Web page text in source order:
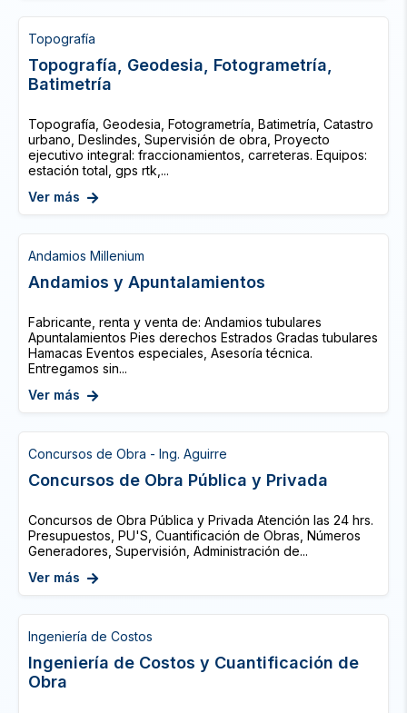
Topografía
Topografía, Geodesia, Fotogrametría,
Batimetría
Topografía, Geodesia, Fotogrametría, Batimetría, Catastro
urbano, Deslindes, Supervisión de obra, Proyecto
ejecutivo integral: fraccionamientos, carreteras. Equipos:
estación total, gps rtk,...
Ver más
Andamios Millenium
Andamios y Apuntalamientos
Fabricante, renta y venta de: Andamios tubulares
Apuntalamientos Pies derechos Estrados Gradas tubulares
Hamacas Eventos especiales, Asesoría técnica.
Entregamos sin...
Ver más
Concursos de Obra - Ing. Aguirre
Concursos de Obra Pública y Privada
Concursos de Obra Pública y Privada Atención las 24 hrs.
Presupuestos, PU'S, Cuantificación de Obras, Números
Generadores, Supervisión, Administración de...
Ver más
Ingeniería de Costos
Ingeniería de Costos y Cuantificación de
Obra